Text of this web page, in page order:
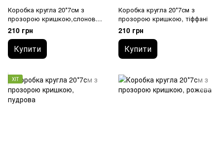
Коробка кругла 20*7см з
прозорою кришкою,слонова-
кістка
210 грн
Купити
Коробка кругла 20*7см з
прозорою кришкою, тіффані
210 грн
Купити
ХІТ